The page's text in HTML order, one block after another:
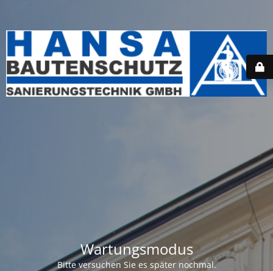
Wartungsmodus
Bitte versuchen Sie es später nochmal.